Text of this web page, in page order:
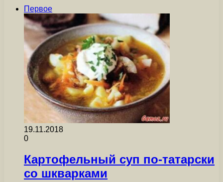
Первое
19.11.2018
0
Картофельный суп по-татарски
со шкварками